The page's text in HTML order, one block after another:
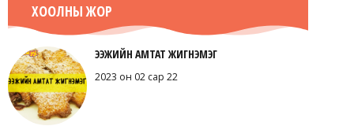
ХООЛНЫ ЖОР
ЭЭЖИЙН АМТАТ ЖИГНЭМЭГ
2023 он 02 сар 22